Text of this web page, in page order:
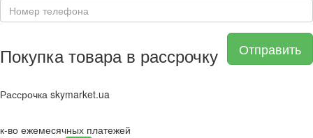
Отправить
Покупка товара в рассрочку
Рассрочка skymarket.ua
к-во ежемесячных платежей